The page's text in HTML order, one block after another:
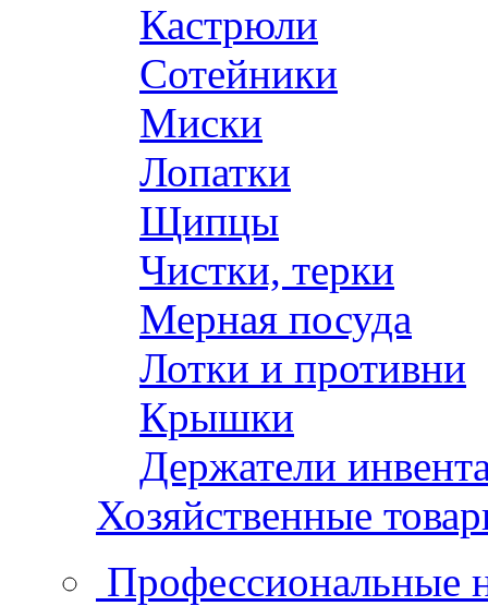
Кастрюли
Сотейники
Миски
Лопатки
Щипцы
Чистки, терки
Мерная посуда
Лотки и противни
Крышки
Держатели
Хозяйственные
Профессиональные